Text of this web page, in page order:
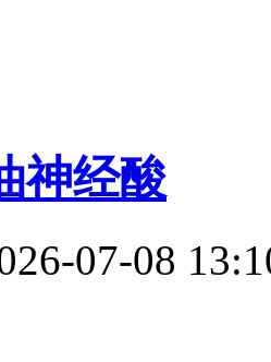
神经酸
07-08